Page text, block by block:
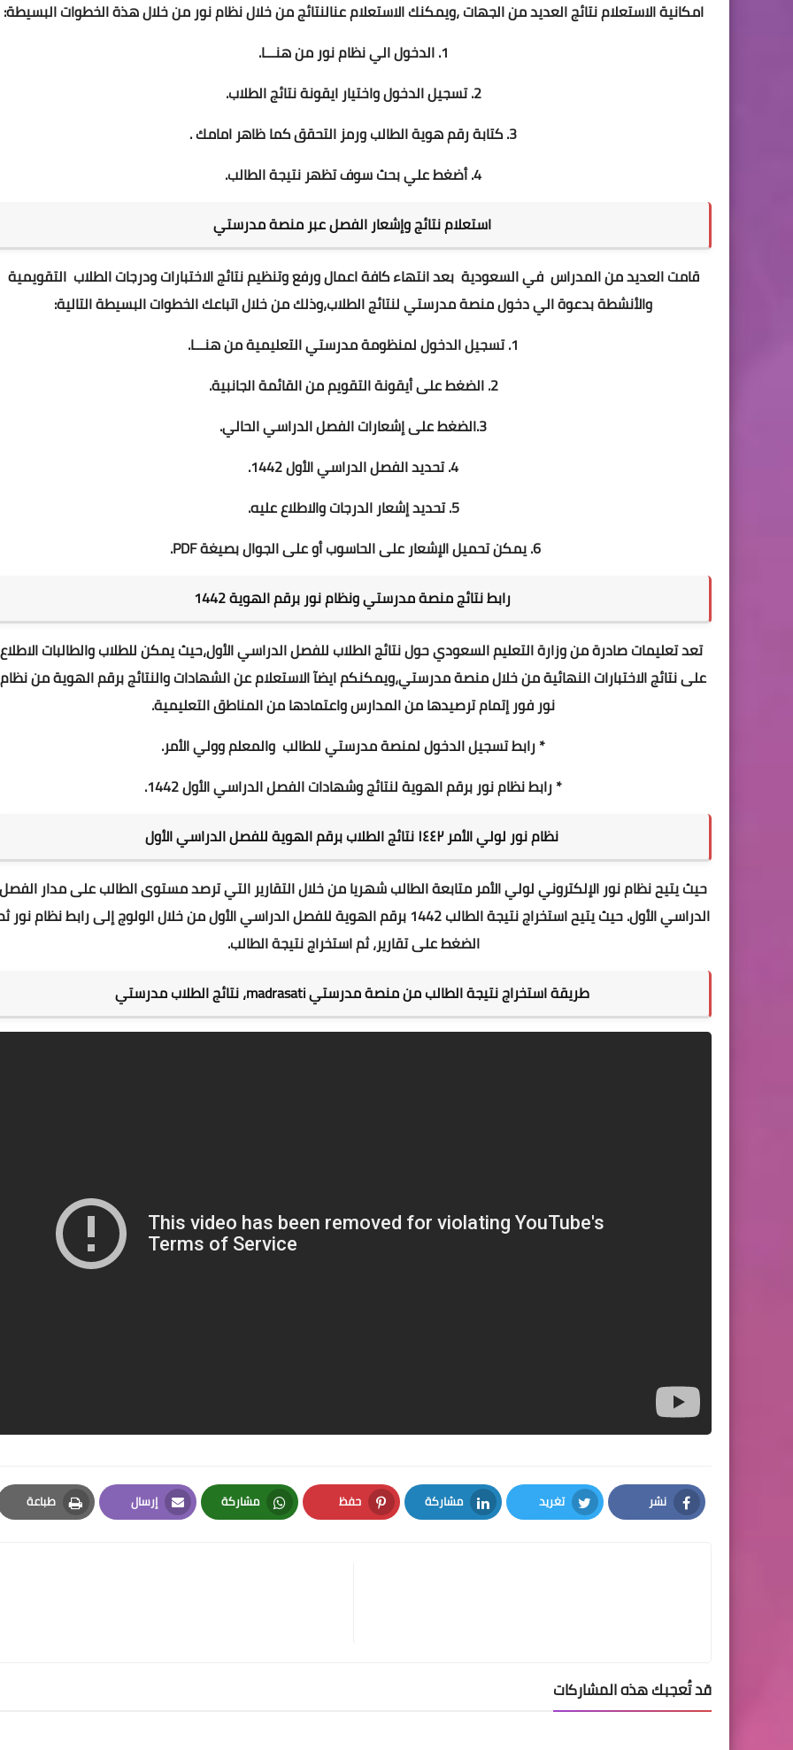
امكانية الاستعلام نتائج العديد من الجهات ،ويمكنك الاستعلام عنالنتائج من خلال نظام نور من خلال هذة الخطوات البسيطة:
1. الدخول الي نظام نور
من هنـــا.
2. تسجيل الدخول واختيار ايقونة نتائج الطلاب.
3. كتابة رقم هوية الطالب ورمز التحقق كما ظاهر امامك .
4. أضغط علي بحث سوف تظهر نتيجة الطالب.
استعلام نتائج وإشعار الفصل عبر منصة مدرستي
قامت العديد من المدراس في السعودية بعد انتهاء كافة اعمال ورفع وتنظيم نتائج الاختبارات ودرجات الطلاب التقويمية
والأنشطة بدعوة الي دخول منصة مدرستي لنتائج الطلاب،وذلك من خلال اتباعك الخطوات البسيطة التالية:
1. تسجيل الدخول لمنظومة مدرستي التعليمية
من هنـــا.
2. الضغط على أيقونة التقويم من القائمة الجانبية.
3.الضغط على إشعارات الفصل الدراسي الحالي.
4. تحديد الفصل الدراسي الأول 1442.
5. تحديد إشعار الدرجات والاطلاع عليه.
6. يمكن تحميل الإشعار على الحاسوب أو على الجوال بصيغة PDF.
رابط نتائج منصة مدرستي ونظام نور برقم الهوية 1442
تعد تعليمات صادرة من وزارة التعليم السعودي حول نتائج الطلاب للفصل الدراسي الأول،حيث يمكن للطلاب والطالبات الاطلاع
على نتائج الاختبارات النهائية من خلال منصة مدرستي،ويمكنكم ايضآ الاستعلام عن الشهادات والنتائج برقم الهوية من نظام
نور فور إتمام ترصيدها من المدارس واعتمادها من المناطق التعليمية.
*رابط تسجيل الدخول لمنصة مدرستي للطالب والمعلم وولي الأمر.
*رابط نظام نور برقم الهوية لنتائج وشهادات الفصل الدراسي الأول 1442
.
نظام نور لولي الأمر ١٤٤٢ نتائج الطلاب برقم الهوية للفصل الدراسي الأول
حيث يتيحنظام نور الإلكتروني لولي الأمر متابعة الطالب شهريا من خلال التقارير التي ترصد مستوى الطالب على مدار الفصل
الدراسي الأول. حيث يتيح استخراج نتيجة الطالب 1442 برقم الهوية للفصل الدراسي الأول من خلال الولوج إلى رابط نظام نور
الضغط على تقارير، ثم استخراج نتيجة الطالب.
طريقة استخراج نتيجة الطالب من منصة مدرستي madrasati، نتائج الطلاب مدرستي
نشر
Facebook
تغريد
Twitter
مشاركة
LinkedIn
حفظ
Pinterest
مشاركة
Whatsapp
إرسال
Email
طباعة
Print
قد تُعجبك هذه المشاركات